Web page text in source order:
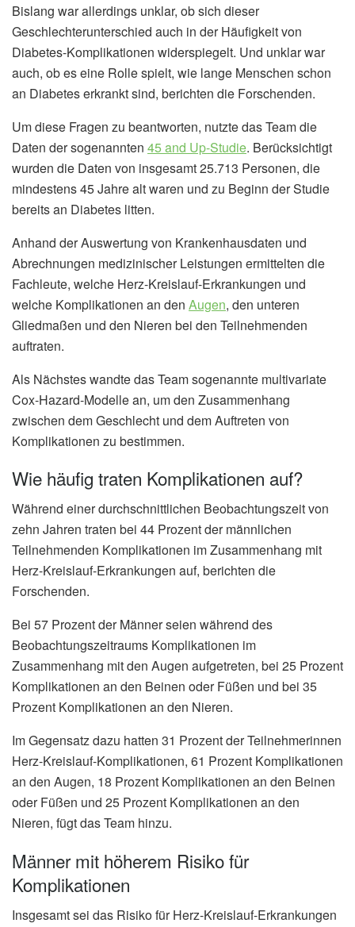
Bislang war allerdings unklar, ob sich dieser
Geschlechterunterschied auch in der Häufigkeit von
Diabetes-Komplikationen widerspiegelt. Und unklar war
auch, ob es eine Rolle spielt, wie lange Menschen schon
an Diabetes erkrankt sind, berichten die Forschenden.
Um diese Fragen zu beantworten, nutzte das Team die
Daten der sogenannten 45 and Up-Studie. Berücksichtigt
wurden die Daten von insgesamt 25.713 Personen, die
mindestens 45 Jahre alt waren und zu Beginn der Studie
bereits an Diabetes litten.
Anhand der Auswertung von Krankenhausdaten und
Abrechnungen medizinischer Leistungen ermittelten die
Fachleute, welche Herz-Kreislauf-Erkrankungen und
welche Komplikationen an den Augen, den unteren
Gliedmaßen und den Nieren bei den Teilnehmenden
auftraten.
Als Nächstes wandte das Team sogenannte multivariate
Cox-Hazard-Modelle an, um den Zusammenhang
zwischen dem Geschlecht und dem Auftreten von
Komplikationen zu bestimmen.
Wie häufig traten Komplikationen auf?
Während einer durchschnittlichen Beobachtungszeit von
zehn Jahren traten bei 44 Prozent der männlichen
Teilnehmenden Komplikationen im Zusammenhang mit
Herz-Kreislauf-Erkrankungen auf, berichten die
Forschenden.
Bei 57 Prozent der Männer seien während des
Beobachtungszeitraums Komplikationen im
Zusammenhang mit den Augen aufgetreten, bei 25 Prozent
Komplikationen an den Beinen oder Füßen und bei 35
Prozent Komplikationen an den Nieren.
Im Gegensatz dazu hatten 31 Prozent der Teilnehmerinnen
Herz-Kreislauf-Komplikationen, 61 Prozent Komplikationen
an den Augen, 18 Prozent Komplikationen an den Beinen
oder Füßen und 25 Prozent Komplikationen an den
Nieren, fügt das Team hinzu.
Männer mit höherem Risiko für
Komplikationen
Insgesamt sei das Risiko für Herz-Kreislauf-Erkrankungen